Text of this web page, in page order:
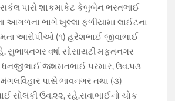
પાસે શાકમાકેટ કેબુબેન ભરતભાઈ
આગળના ભાગે ખુલ્લા ફળીયામા લાઈટના
આરોપીઓ (૧) હરેશભાઈ જીવાભાઈ
સુભાષનગર વર્ષા સોસાયટી મફતનગર
ધનજીભાઈ જશમતભાઈ પરમાર, ઉવ.૫૩
મંગલવિહાર પાસે ભાવનગર તથા (૩)
સોલંકી ઉવ.૨૨, રહે.સવાભાઈનો ચોક